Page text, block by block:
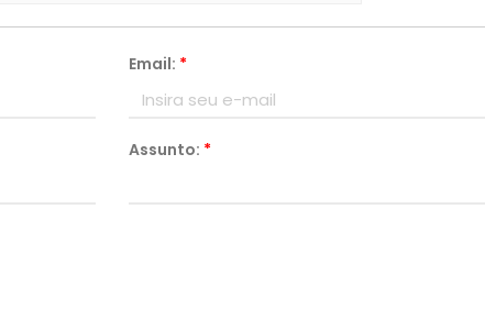
Email: *
Assunto: *